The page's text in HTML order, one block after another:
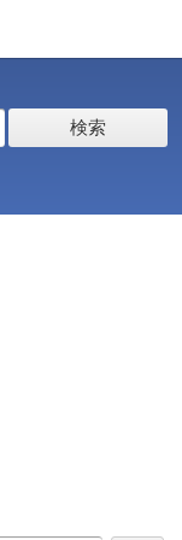
検索